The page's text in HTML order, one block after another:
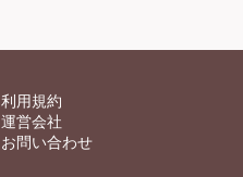
利用規約
運営会社
お問い合わせ